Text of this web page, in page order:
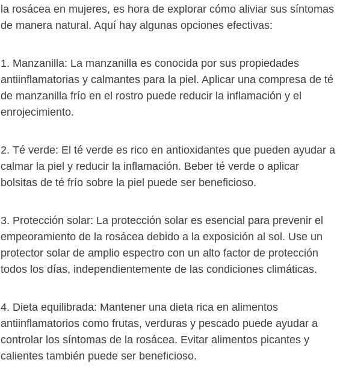
la rosácea en mujeres, es hora de explorar cómo aliviar sus síntomas
de manera natural. Aquí hay algunas opciones efectivas:
1. Manzanilla: La manzanilla es conocida por sus propiedades
antiinflamatorias y calmantes para la piel. Aplicar una compresa de té
de manzanilla frío en el rostro puede reducir la inflamación y el
enrojecimiento.
2. Té verde: El té verde es rico en antioxidantes que pueden ayudar a
calmar la piel y reducir la inflamación. Beber té verde o aplicar
bolsitas de té frío sobre la piel puede ser beneficioso.
3. Protección solar: La protección solar es esencial para prevenir el
empeoramiento de la rosácea debido a la exposición al sol. Use un
protector solar de amplio espectro con un alto factor de protección
todos los días, independientemente de las condiciones climáticas.
4. Dieta equilibrada: Mantener una dieta rica en alimentos
antiinflamatorios como frutas, verduras y pescado puede ayudar a
controlar los síntomas de la rosácea. Evitar alimentos picantes y
calientes también puede ser beneficioso.